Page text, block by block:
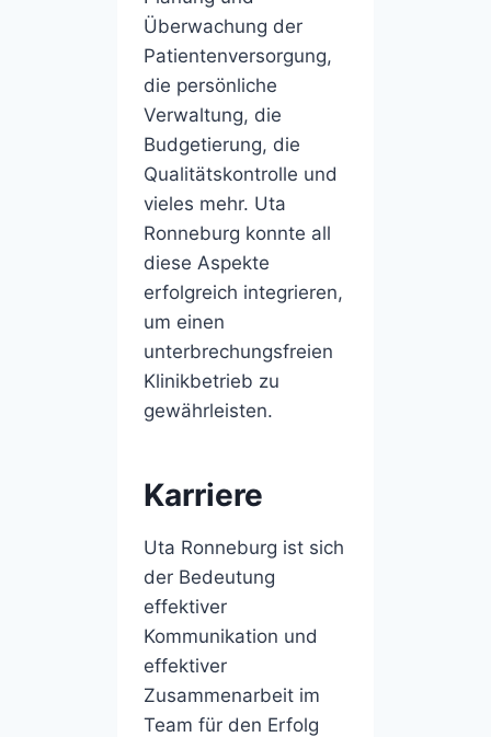
Überwachung der
Patientenversorgung,
die persönliche
Verwaltung, die
Budgetierung, die
Qualitätskontrolle und
vieles mehr. Uta
Ronneburg konnte all
diese Aspekte
erfolgreich integrieren,
um einen
unterbrechungsfreien
Klinikbetrieb zu
gewährleisten.
Karriere
Uta Ronneburg ist sich
der Bedeutung
effektiver
Kommunikation und
effektiver
Zusammenarbeit im
Team für den Erfolg